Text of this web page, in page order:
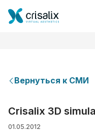
Вернуться к СМИ
Crisalix 3D
01.05.2012